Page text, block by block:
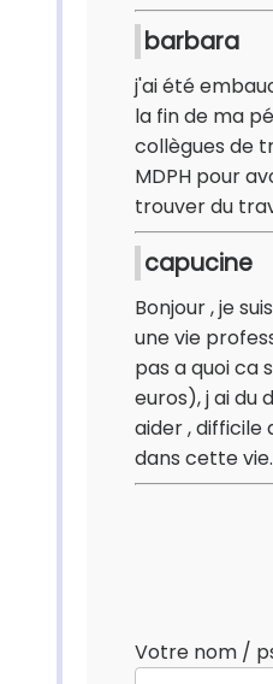
barbara
j'ai été
la fin de ma
collègues de
MDPH pour
trouver du
capucine
Bonjour , je
une vie
pas a quoi ca
euros), j ai du
aider ,
dans cette
Votre nom /